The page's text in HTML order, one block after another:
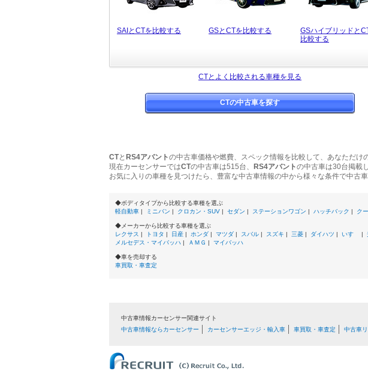
SAIとCTを比較する GSとCTを比較する
GSハイブリッドと
比較する
CTとよく比較される車種を見る
CTの中古車を探す
CTと RS4アバントの中古車価格や燃費、スペック情報を比較して、あなただけ
現在カーセンサーではCTの中古車は515台、 RS4アバントの中古車は30台掲載
お気に入りの車種を見つけたら、豊富な中古車情報の中から様々な条件で中古
◆ボディタイプから比較する車種を選ぶ
軽自動車 | ミニバン | クロカン・SUV | セダン | ステーションワゴン | ハッチバック | ク
◆メーカーから比較する車種を選ぶ
レクサス | トヨタ | 日産 | ホンダ | マツダ | スバル | スズキ | 三菱 | ダイハツ | いすゞ |
メルセデス・マイバッハ | ＡＭＧ | マイバッハ
◆車を売却する
車買取・車査定
中古車情報カーセンサー関連サイト
中古車情報ならカーセンサー
カーセンサーエッジ・輸入車 車買取・車査定 中古車